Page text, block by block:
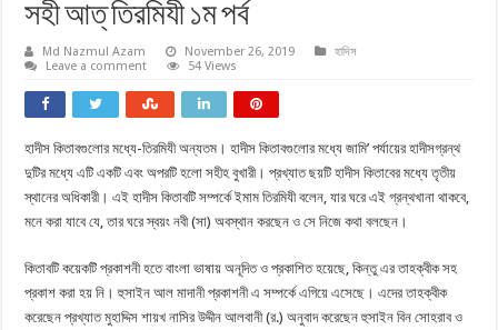
সহী আত্‌ তিরমিযী ১ম পর্ব
Md Nazmul Azam November 26, 2019
হাদিস
Leave a comment
54 Views
হাদীস কিতাবগুলোর মধ্যে-তিরমিযী অন্যতম। হাদীস কিতাবগুলোর মধ্যে জামি’ পর্যায়ের হাদীসগ্রন্থ
দুটির মধ্যে এটি একটি এবং অপরটি হলো সহীহ বুখারী। প্রখ্যাত ছয়টি হাদীস কিতাবের মধ্যে তৃতীয়
স্থানের অধিকারী। এই হাদীস কিতাবটি সম্পর্কে ইমাম তিরমিযী বলেন, যার ঘরে এই গ্রন্থখানা থাকবে,
মনে করা যাবে যে, তার ঘরে স্বয়ং নবী (সা) অবস্থান করছেন ও সে নিজে কথা বলছেন।
কিতাবটি কয়েকটি প্রকাশনী হতে বাংলা ভাষায় অনূদিত ও প্রকাশিত হয়েছে, কিন্তু এর তাহক্বীক সহ
প্রকাশ করা হয় নি। হুসাইন আল মাদানী প্রকাশনী এ সম্পর্কে এগিয়ে এসেছে। এদের তাহক্বীক
করেছেন প্রখ্যাত মুহাদ্দিস শায়খ নাসির উদ্দীন আলবানী (র.) অনুবাদ করেছেন হুসাইন বিন সোহরাব ও